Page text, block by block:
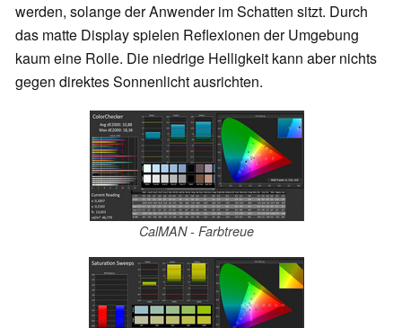
werden, solange der Anwender im Schatten sitzt. Durch
das matte Display spielen Reflexionen der Umgebung
kaum eine Rolle. Die niedrige Helligkeit kann aber nichts
gegen direktes Sonnenlicht ausrichten.
CalMAN - Farbtreue